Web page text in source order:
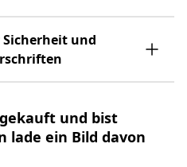
und
und bist
lade ein Bild davon